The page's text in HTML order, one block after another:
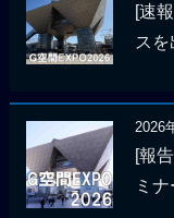
[速
スを
2026
[報
ミ